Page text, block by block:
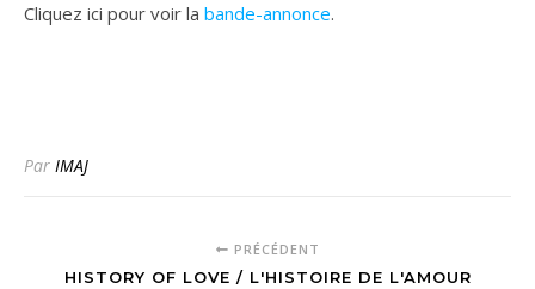
Cliquez ici pour voir la bande-annonce.
Par IMAJ
PRÉCÉDENT
HISTORY OF LOVE / L'HISTOIRE DE L'AMOUR